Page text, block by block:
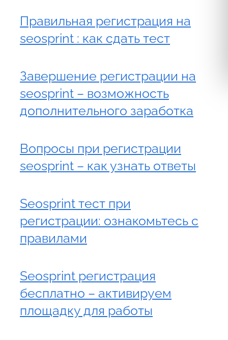
Правильная регистрация на
seosprint : как сдать тест
Завершение регистрации на
seosprint – возможность
дополнительного заработка
Вопросы при регистрации
seosprint – как узнать ответы
Seosprint тест при
регистрации: ознакомьтесь с
правилами
Seosprint регистрация
бесплатно – активируем
площадку для работы